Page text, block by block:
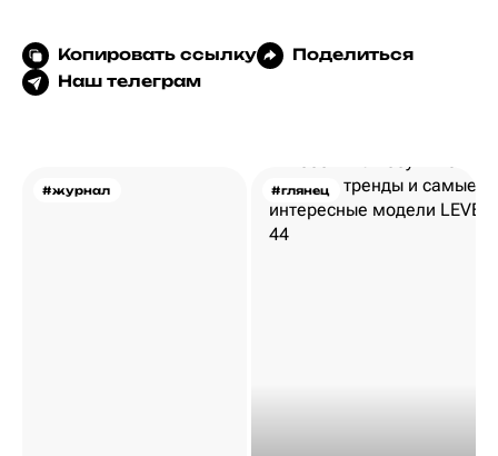
Копировать ссылку
Поделиться
Наш телеграм
#журнал #глянец